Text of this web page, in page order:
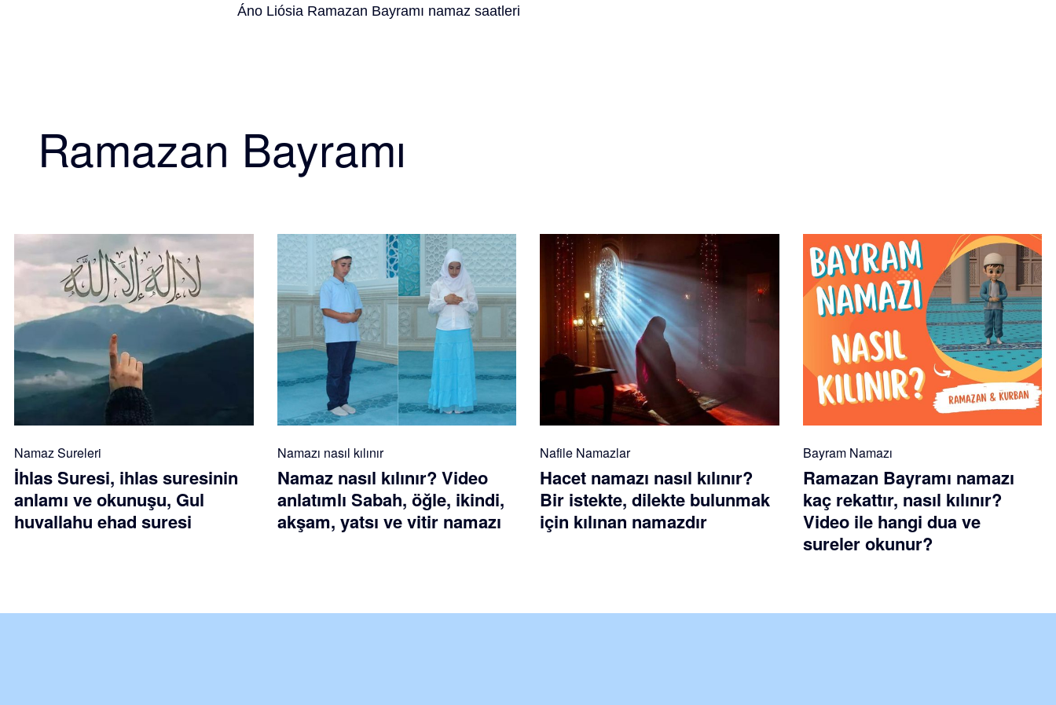
Áno Liósia Ramazan Bayramı namaz saatleri
Ramazan Bayramı
Namaz Sureleri
İhlas Suresi, ihlas suresinin
anlamı ve okunuşu, Gul
huvallahu ehad suresi
Namazı nasıl kılınır
Namaz nasıl kılınır? Video
anlatımlı Sabah, öğle, ikindi,
akşam, yatsı ve vitir namazı
Nafile Namazlar
Hacet namazı nasıl kılınır?
Bir istekte, dilekte bulunmak
için kılınan namazdır
Bayram Namazı
Ramazan Bayramı namazı
kaç rekattır, nasıl kılınır?
Video ile hangi dua ve
sureler okunur?